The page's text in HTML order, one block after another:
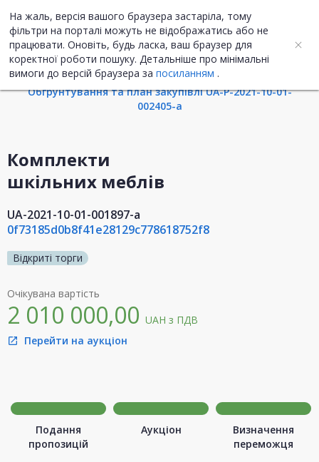
На жаль, версія вашого браузера застаріла, тому
фільтри на порталі можуть не відображатись або не
працювати. Оновіть, будь ласка, ваш браузер для
коректної роботи пошуку. Детальніше про мінімальні
вимоги до версій браузера за посиланням .
UA ENG
Інформація про закупівлю
Обгрунтування та план закупівлі UA-P-2021-10-01-
002405-a
Комплекти
шкільних меблів
UA-2021-10-01-001897-a
0f73185d0b8f41e28129c778618752f8
Відкриті торги
Очікувана вартість
2 010 000,00 UAH з ПДВ
open_in_new Перейти на аукціон
Подання
пропозицій
Аукціон
Визначення
переможця